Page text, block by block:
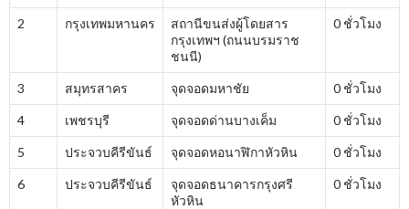
2 กรุงเทพมหานคร
สถานีขนส่งผู้โดยสาร
กรุงเทพฯ (ถนนบรมราช
ชนนี)
0 ชั่วโมง
3 สมุทรสาคร จุดจอดมหาชัย 0 ชั่วโมง
4 เพชรบุรี จุดจอดด่านบางเค็ม 0 ชั่วโมง
5 ประจวบคีรีขันธ์ จุดจอดหอนาฬิกาหัวหิน 0 ชั่วโมง
6 ประจวบคีรีขันธ์
จุดจอดธนาคารกรุงศรี
หัวหิน
0 ชั่วโมง